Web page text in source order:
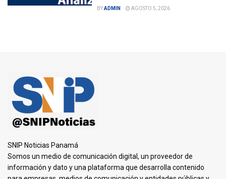
BYADMIN AGOSTO 5, 2026
SNIP Noticias Panamá
Somos un medio de comunicación digital, un proveedor de
información y dato y una plataforma que desarrolla contenido